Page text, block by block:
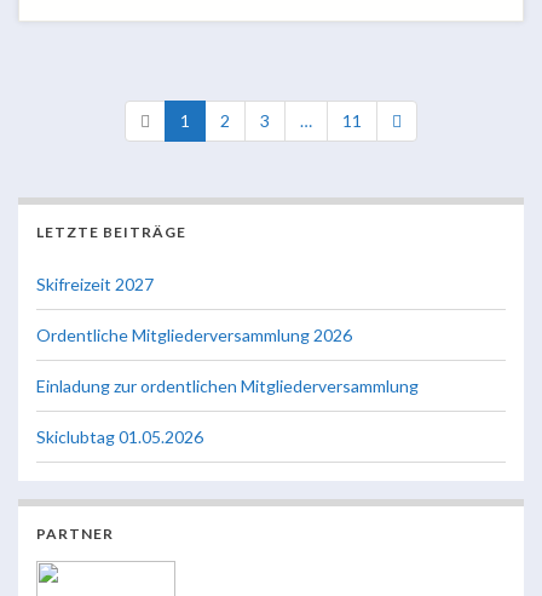
1 2 3 … 11
LETZTE BEITRÄGE
Skifreizeit 2027
Ordentliche Mitgliederversammlung 2026
Einladung zur ordentlichen Mitgliederversammlung
Skiclubtag 01.05.2026
PARTNER